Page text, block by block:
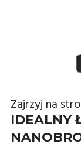
Zajrzyj na
IDEALNY